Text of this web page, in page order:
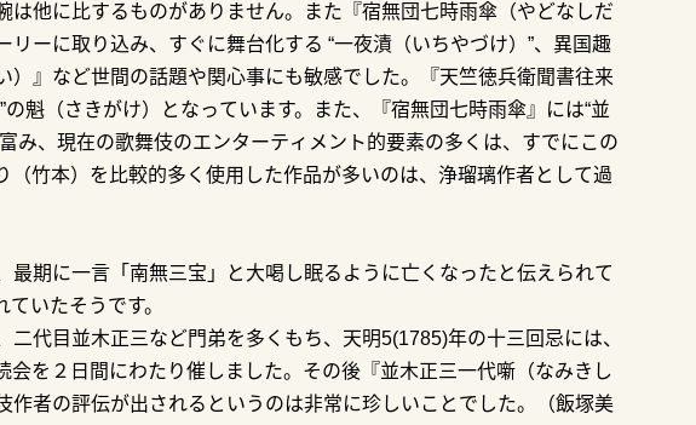
他に比するものがありません。また『宿無団七時雨傘（やどなしだ
ーに取り込み、すぐに舞台化する “一夜漬（いちやづけ）”、異国趣
』など世間の話題や関心事にも敏感でした。『天竺徳兵衛聞書往来
魁（さきがけ）となっています。また、『宿無団七時雨傘』には“並
み、現在の歌舞伎のエンターティメント的要素の多くは、すでにこの
竹本）を比較的多く使用した作品が多いのは、浄瑠璃作者として過
期に一言「南無三宝」と大喝し眠るように亡くなったと伝えられて
いたそうです。
代目並木正三など門弟を多くもち、天明5(1785)年の十三回忌には、
を２日間にわたり催しました。その後『並木正三一代噺（なみきし
者の評伝が出されるというのは非常に珍しいことでした。（飯塚美